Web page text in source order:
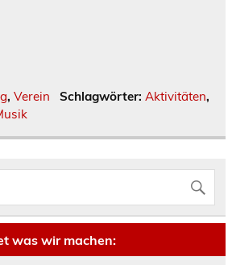
, Verein Schlagwörter: Aktivitäten,
was wir machen: